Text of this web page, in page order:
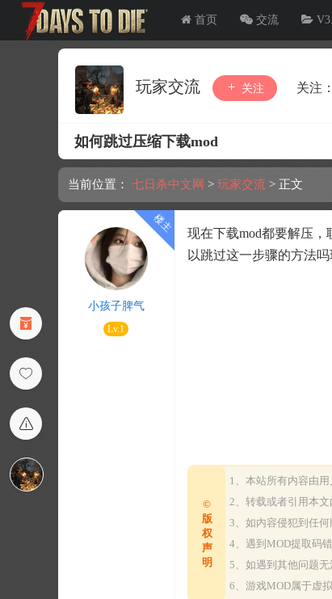
首页 交流
玩家交流 关注 关注：
如何跳过压缩下载mod
当前位置： 七日杀中文网 > 玩家交流 > 正文
小孩子脾气
Lv.1
现在下载mod都要解压
以跳过这一步骤的方法吗
©
版
权
声
明
1、本站所有内容由
2、转载或者引用本文
3、如内容侵犯到任
4、遇到MOD提取码
5、如遇到其他问题
6、游戏MOD属于虚